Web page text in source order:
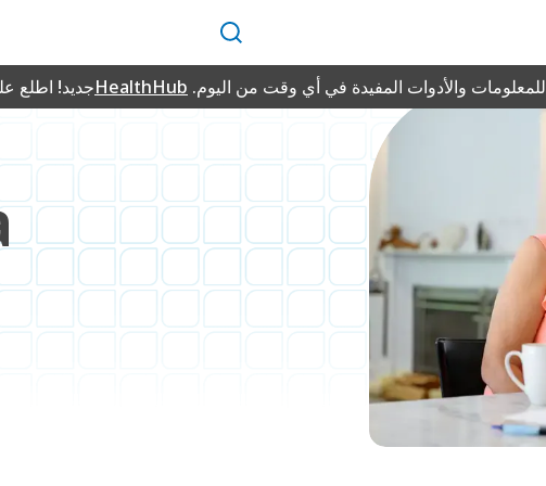
بحث
جديد! اطلعHealthHub للمعلومات والأدوات المفيدة في أي وقت من اليوم.